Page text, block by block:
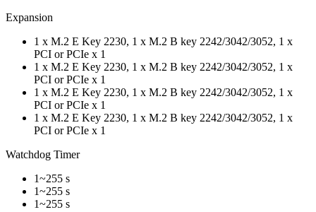
Expansion
1 x M.2 E Key 2230, 1 x M.2 B key 2242/3042/3052, 1 x
PCI or PCIe x 1
1 x M.2 E Key 2230, 1 x M.2 B key 2242/3042/3052, 1 x
PCI or PCIe x 1
1 x M.2 E Key 2230, 1 x M.2 B key 2242/3042/3052, 1 x
PCI or PCIe x 1
1 x M.2 E Key 2230, 1 x M.2 B key 2242/3042/3052, 1 x
PCI or PCIe x 1
Watchdog Timer
1~255 s
1~255 s
1~255 s